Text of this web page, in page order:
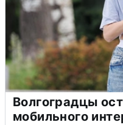
Волгоградцы
мобильного